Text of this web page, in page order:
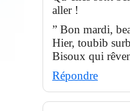
aller !
” Bon mardi,
Hier, toubib
Bisoux qui
Répondre